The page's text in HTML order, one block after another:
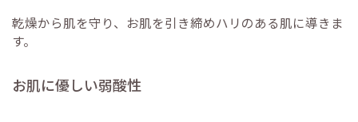
乾燥から肌を守り、お肌を引き締めハリのある肌に導きま
す。
お肌に優しい弱酸性